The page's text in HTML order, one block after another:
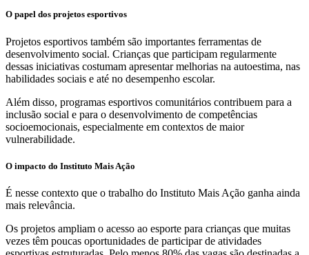
O papel dos projetos esportivos
Projetos esportivos também são importantes ferramentas de
desenvolvimento social. Crianças que participam regularmente
dessas iniciativas costumam apresentar melhorias na autoestima, nas
habilidades sociais e até no desempenho escolar.
Além disso, programas esportivos comunitários contribuem para a
inclusão social e para o desenvolvimento de competências
socioemocionais, especialmente em contextos de maior
vulnerabilidade.
O impacto do Instituto Mais Ação
É nesse contexto que o trabalho do Instituto Mais Ação ganha ainda
mais relevância.
Os projetos ampliam o acesso ao esporte para crianças que muitas
vezes têm poucas oportunidades de participar de atividades